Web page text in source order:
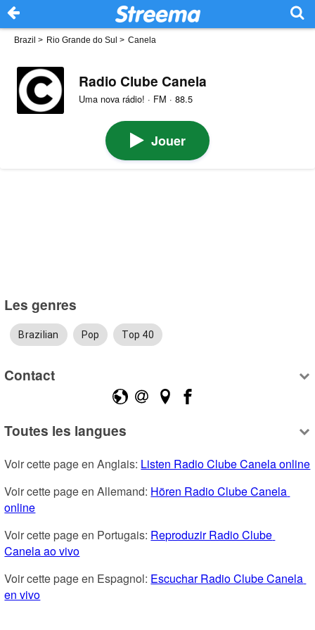
Brazil > Rio Grande do Sul > Canela
Radio Clube Canela
Uma nova rádio! · FM · 88.5
Jouer
Les genres
Brazilian Pop Top 40
Contact
Toutes les langues
Voir cette page en Anglais: Listen Radio Clube Canela online
Voir cette page en Allemand: Hören Radio Clube Canela
online
Voir cette page en Portugais: Reproduzir Radio Clube
Canela ao vivo
Voir cette page en Espagnol: Escuchar Radio Clube Canela
en vivo